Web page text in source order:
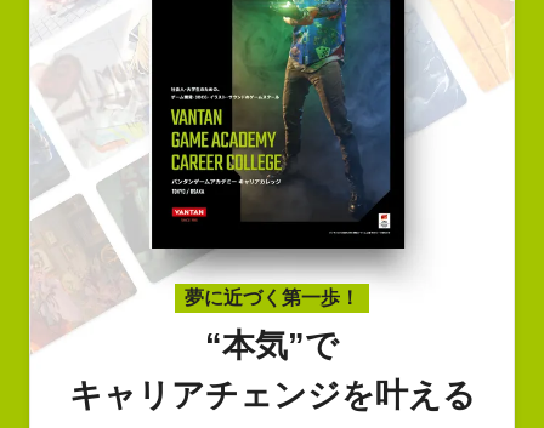
夢に近づく第一歩！
“本気”で
キャリアチェンジを叶える